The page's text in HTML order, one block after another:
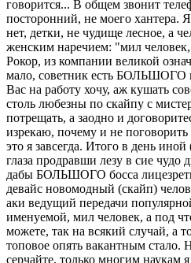
говорится... В общем звонит
посторонний, не моего хантера.
нет, детки, не чудище лесное, а
женским наречием: "мил
Рокор, из компании великой
мало, советник есть БОЛЬШОГО
Вас на работу хочу, аж кушать
столь любезны по скайпу с
потрещать, а заодно и
изрекаю, почему и не
это я завсегда. Итого в день
глаза продравши лезу в сие чудо
дабы БОЛЬШОГО босса
девайс новомодный (скайп)
аки ведущий передачи
именуемой, мил человек, а под
можете, так на всякий случай, а
топовое опять вакантным
серчайте, только многим наукам